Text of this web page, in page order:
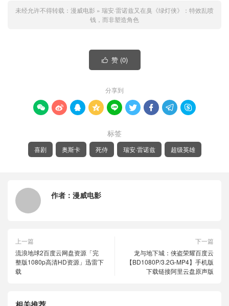
未经允许不得转载： 漫威电影 » 瑞安·雷诺兹又在臭《绿灯侠》：特效乱喷
钱，而非塑造角色
 赞 (0)
分享到
        
标签
喜剧 奥斯卡 死侍 瑞安·雷诺兹 超级英雄
作者： 漫威电影
上一篇
流浪地球2百度云网盘资源「完
整版1080p高清HD资源」迅雷下
载
下一篇
龙与地下城：侠盗荣耀百度云
【BD1080P/3.2G-MP4】手机版
下载链接阿里云盘原声版